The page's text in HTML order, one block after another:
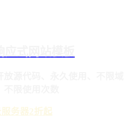
务器2折起